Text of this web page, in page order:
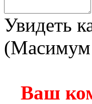
Увидеть
(Масимум
Ваш